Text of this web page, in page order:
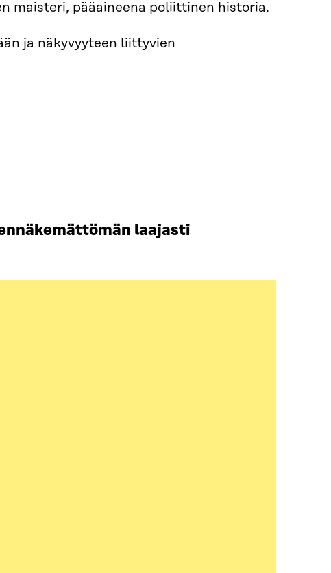
maisteri, pääaineena poliittinen historia.
ja näkyvyyteen liittyvien
laajasti